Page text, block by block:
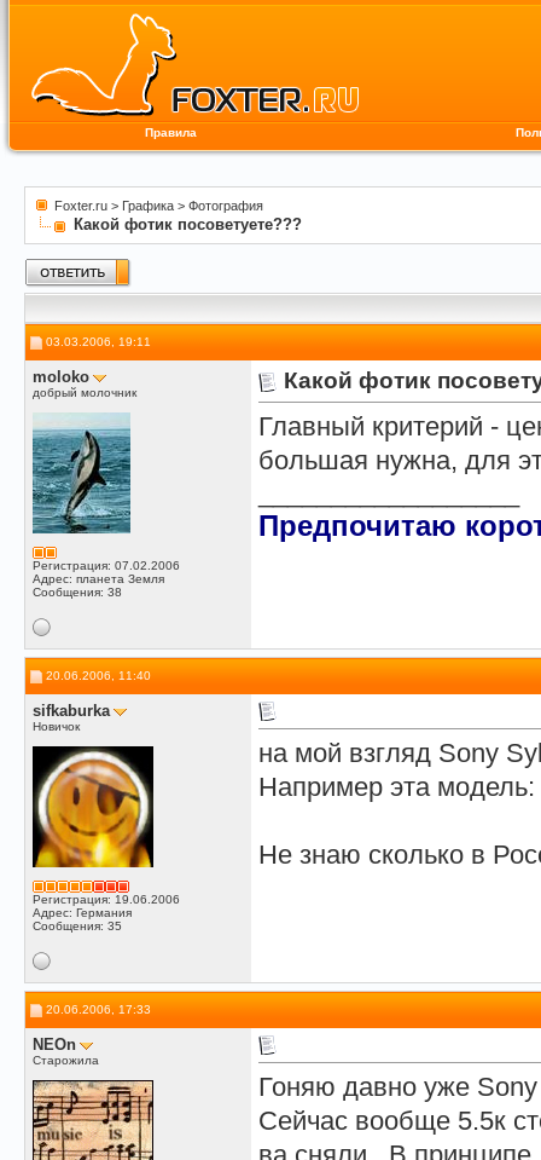
Правила
Foxter.ru > Графика > Фотография
Какой фотик посоветуете???
03.03.2006, 19:11
moloko
добрый молочник
Регистрация: 07.02.2006
Адрес: планета Земля
Сообщения: 38
Какой фотик
Главный критерий -
большая нужна, для
Предпочитаю
20.06.2006, 11:40
sifkaburka
Новичок
Регистрация: 19.06.2006
Адрес: Германия
Сообщения: 35
на мой взгляд Sony
Например эта
Не знаю сколько в
20.06.2006, 17:33
NEOn
Старожила
Гоняю давно уже
Сейчас вообще 5.5к